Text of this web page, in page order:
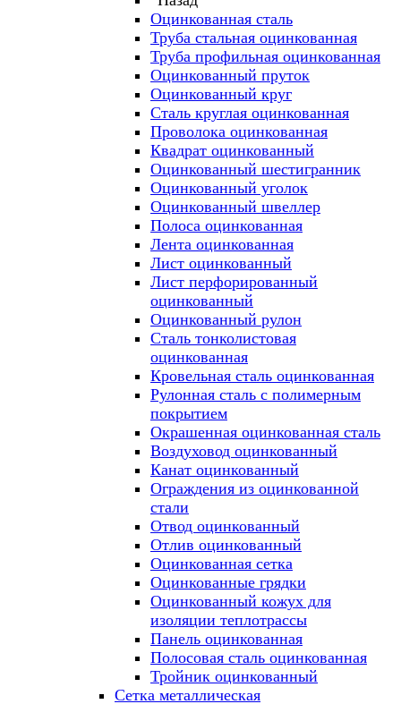
Оцинкованная сталь
Труба стальная оцинкованная
Труба профильная оцинкованная
Оцинкованный пруток
Оцинкованный круг
Сталь круглая оцинкованная
Проволока оцинкованная
Квадрат оцинкованный
Оцинкованный шестигранник
Оцинкованный уголок
Оцинкованный швеллер
Полоса оцинкованная
Лента оцинкованная
Лист оцинкованный
Лист перфорированный
оцинкованный
Оцинкованный рулон
Сталь тонколистовая
оцинкованная
Кровельная сталь оцинкованная
Рулонная сталь с полимерным
покрытием
Окрашенная оцинкованная сталь
Воздуховод оцинкованный
Канат оцинкованный
Ограждения из оцинкованной
стали
Отвод оцинкованный
Отлив оцинкованный
Оцинкованная сетка
Оцинкованные грядки
Оцинкованный кожух для
изоляции теплотрассы
Панель оцинкованная
Полосовая сталь оцинкованная
Тройник оцинкованный
Сетка металлическая